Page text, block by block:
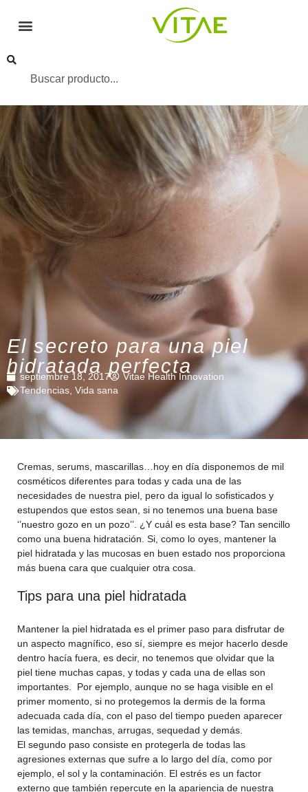
El secreto para una piel
hidratada perfecta
septiembre 18, 2017
Vitae Health Innovation
Tendencias Vida sana
Cremas, serums, mascarillas…hoy en día disponemos de mil
cosméticos diferentes para todas y cada una de las
necesidades de nuestra piel, pero da igual lo sofisticados y
estupendos que estos sean, si no tenemos una buena base
‘’nuestro gozo en un pozo’’. ¿Y cuál es esta base? Tan sencillo
como una buena hidratación. Si, como lo oyes, mantener la
piel hidratada y las mucosas en buen estado nos proporciona
más buena cara que cualquier otra cosa.
Tips para una piel hidratada
Mantener la piel hidratada es el primer paso para disfrutar de
un aspecto magnífico, eso sí, siempre es mejor hacerlo desde
dentro hacía fuera, es decir, no tenemos que olvidar que la
piel tiene muchas capas, y todas y cada una de ellas son
importantes. Por ejemplo, aunque no se haga visible en el
primer momento, si no protegemos la dermis de la forma
adecuada cada día, con el paso del tiempo pueden aparecer
las temidas, manchas, arrugas, sequedad y demás.
El segundo paso consiste en protegerla de todas las
agresiones externas que sufre a lo largo del día, como por
ejemplo, el sol y la contaminación. El estrés es un factor
externo que también repercute en la apariencia de nuestra